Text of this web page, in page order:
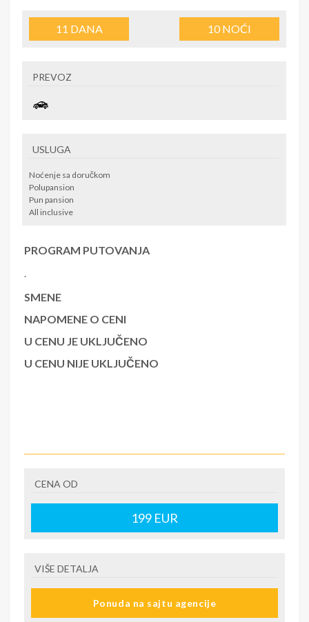
11 DANA 10NOĆI
PREVOZ
USLUGA
Noćenje sa doručkom
Polupansion
Pun pansion
All inclusive
PROGRAM PUTOVANJA
.
SMENE
NAPOMENE O CENI
U CENU JE UKLJUČENO
U CENU NIJE UKLJUČENO
CENA OD
199 EUR
VIŠE DETALJA
Ponuda na sajtu agencije